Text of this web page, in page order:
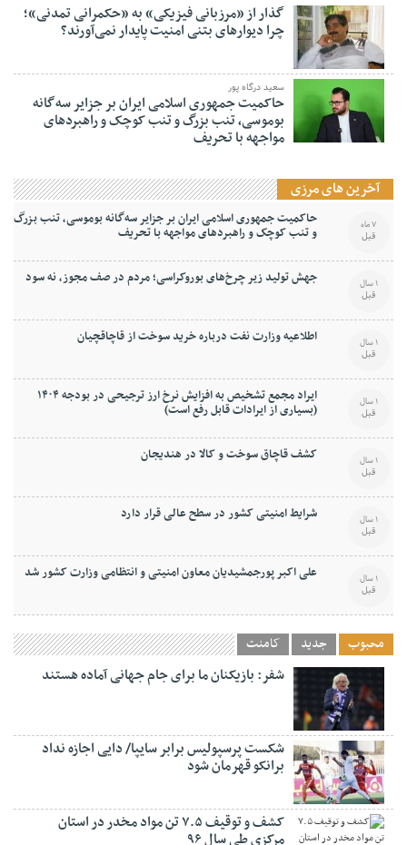
گذار از «مرزبانی فیزیکی» به «حکمرانی تمدنی»؛
چرا دیوارهای بتنی امنیت پایدار نمی‌آورند؟
سعید درگاه پور
حاکمیت جمهوری اسلامی ایران بر جزایر سه‌گانه
بوموسی، تنب بزرگ و‌ تنب کوچک و راهبردهای
مواجهه با تحریف
آخرین های مرزی
حاکمیت جمهوری اسلامی ایران بر جزایر سه‌گانه بوموسی، تنب بزرگ
و‌ تنب کوچک و راهبردهای مواجهه با تحریف 7 ماه
قبل
جهش تولید زیر چرخ‌های بوروکراسی؛ مردم در صف مجوز، نه سود 1 سال
قبل
اطلاعیه وزارت نفت درباره خرید سوخت از قاچاقچیان 1 سال
قبل
ایراد مجمع تشخیص به افزایش نرخ ارز ترجیحی در بودجه ۱۴۰۴
(بسیاری از ایرادات قابل رفع است) 1 سال
قبل
کشف قاچاق سوخت و کالا در هندیجان 1 سال
قبل
شرایط امنیتی کشور در سطح عالی قرار دارد 1 سال
قبل
علی اکبر پورجمشیدیان معاون امنیتی و انتظامی وزارت کشور شد 1 سال
قبل
محبوب جدید کامنت
شفر: بازیکنان ما برای جام جهانی آماده هستند
شکست پرسپولیس برابر سایپا/ دایی اجازه نداد
برانکو قهرمان شود
کشف و توقیف ۷.۵ تن مواد مخدر در استان
مرکزی طی سال ۹۶